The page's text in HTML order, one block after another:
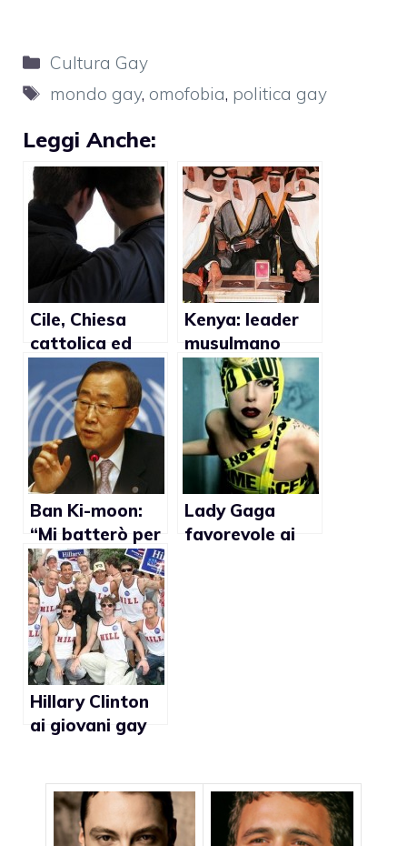
Categorie
Cultura Gay
Tag
mondo gay, omofobia, politica gay
Leggi Anche:
Cile, Chiesa
cattolica ed
evangelica: no
al divieto di
discriminazione
Kenya: leader
musulmano
suggerisce la
pena di morte
per i gay
Ban Ki-moon:
“Mi batterò per
l’abrograzione
di leggi che
criminalizzano
l’omosessualità
”
Lady Gaga
favorevole ai
Hillary Clinton
ai giovani gay
“Tenete duro e
chiedete aiuto”